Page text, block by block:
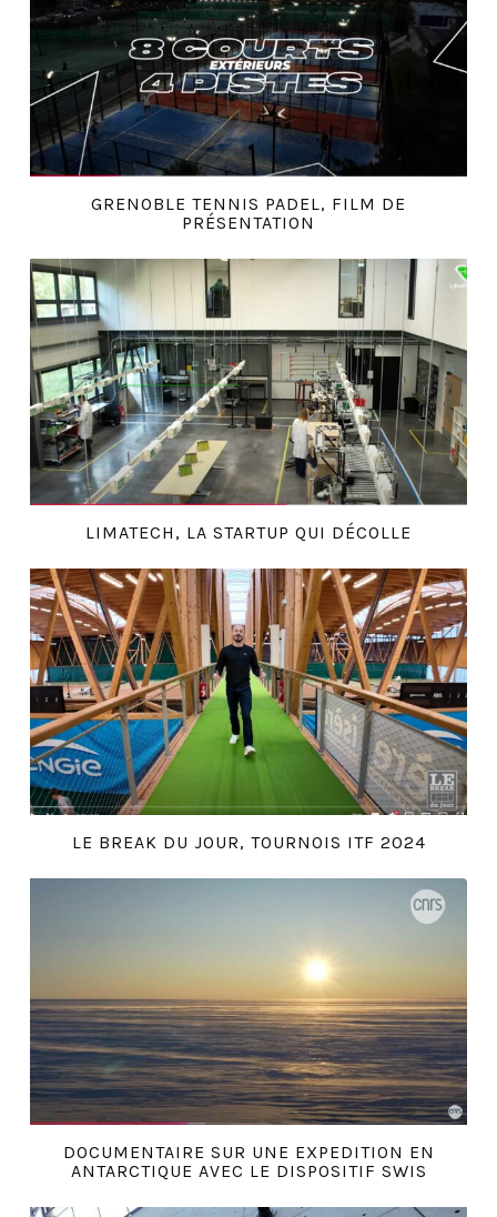
GRENOBLE TENNIS PADEL, FILM DE
PRÉSENTATION
LIMATECH, LA STARTUP QUI DÉCOLLE
LE BREAK DU JOUR, TOURNOIS ITF 2024
DOCUMENTAIRE SUR UNE EXPEDITION EN
ANTARCTIQUE AVEC LE DISPOSITIF SWIS